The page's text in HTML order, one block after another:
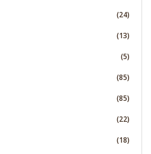
(24)
(13)
(5)
(85)
(85)
(22)
(18)